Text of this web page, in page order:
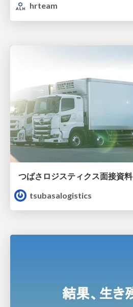
hrteam
つばさロジスティクス面接資料
tsubasalogistics